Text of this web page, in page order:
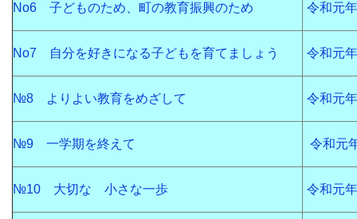
No6 子どものため、町の教育振興のため 令和元
No7 自分を好きになる子どもを育てましょう 令和元
№8 よりよい教育をめざして 令和元
№9 一学期を終えて 令和元
№10 大切な 小さな一歩 令和元